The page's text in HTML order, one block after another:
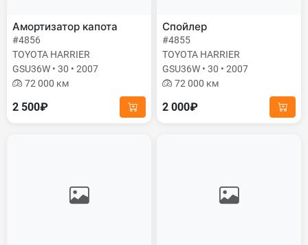
Амортизатор капота
#4856
TOYOTA HARRIER
GSU36W • 30 • 2007
72 000 км
2 500₽
Спойлер
#4855
TOYOTA HARRIER
GSU36W • 30 • 2007
72 000 км
2 000₽